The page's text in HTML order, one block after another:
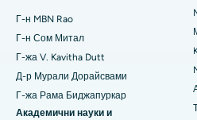
Намерете психолог
Намерете общ хирург
Най-добрата болница на
Най-добрата болница в Блок-
Най-добрата болница на Seepat
Най-добрата болница в
Емболизация на маточната
Рак на гърдата
Брахитерапия
Г-н MBN Rao
Г-н Сом Митал
Г-жа V. Kavitha Dutt
Д-р Мурали Дорайсвами
Г-жа Рама Биджапуркар
Академични науки и